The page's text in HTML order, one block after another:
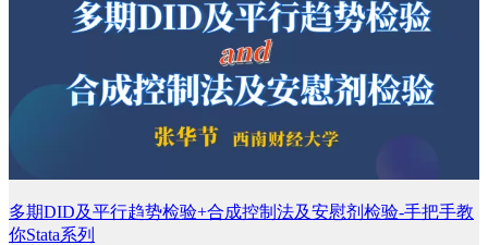
多期DID及平行趋势检验+合成控制法及安慰剂检验-手把手教
你Stata系列